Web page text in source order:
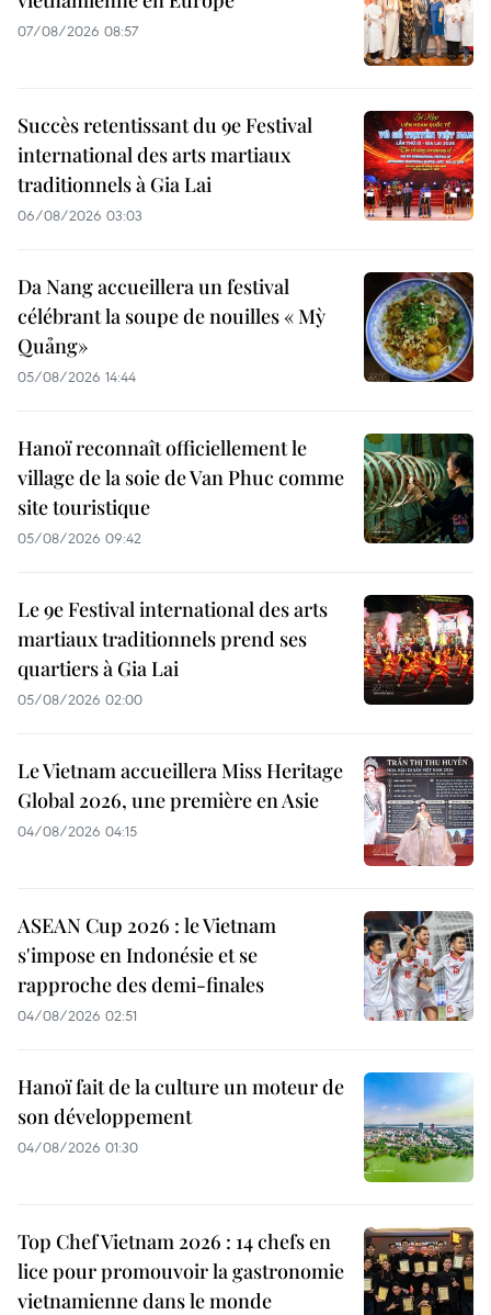
07/08/2026 08:57
Succès retentissant du 9e Festival
international des arts martiaux
traditionnels à Gia Lai
06/08/2026 03:03
Da Nang accueillera un festival
célébrant la soupe de nouilles « Mỳ
Quảng»
05/08/2026 14:44
Hanoï reconnaît officiellement le
village de la soie de Van Phuc comme
site touristique
05/08/2026 09:42
Le 9e Festival international des arts
martiaux traditionnels prend ses
quartiers à Gia Lai
05/08/2026 02:00
Le Vietnam accueillera Miss Heritage
Global 2026, une première en Asie
04/08/2026 04:15
ASEAN Cup 2026 : le Vietnam
s'impose en Indonésie et se
rapproche des demi-finales
04/08/2026 02:51
Hanoï fait de la culture un moteur de
son développement
04/08/2026 01:30
Top Chef Vietnam 2026 : 14 chefs en
lice pour promouvoir la gastronomie
vietnamienne dans le monde